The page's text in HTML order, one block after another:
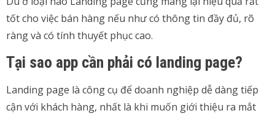
tốt cho việc bán hàng nếu như có thông tin đầy đủ, rõ
ràng và có tính thuyết phục cao.
Tại sao app cần phải có landing page?
Landing page là công cụ để doanh nghiệp dễ dàng tiếp
cận với khách hàng, nhất là khi muốn giới thiệu ra mắt